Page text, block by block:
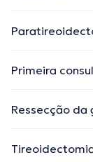
Primeira
Ressecção da